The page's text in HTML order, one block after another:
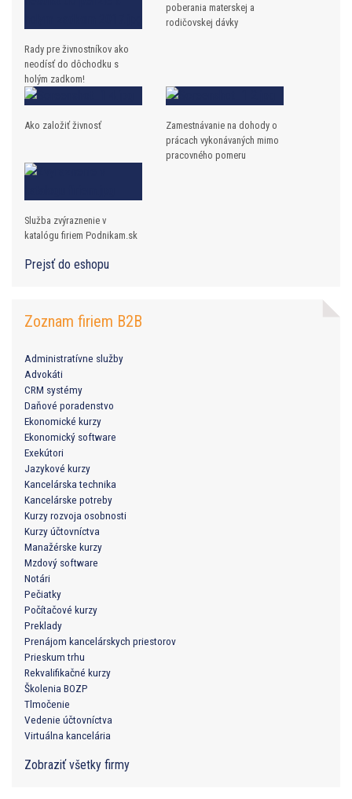
Rady pre živnostníkov ako
neodísť do dôchodku s
holým zadkom!
poberania materskej a
rodičovskej dávky
Ako založiť živnosť
Zamestnávanie na dohody o
prácach vykonávaných mimo
pracovného pomeru
Služba zvýraznenie v
katalógu firiem Podnikam.sk
Prejsť do eshopu
Zoznam firiem B2B
Administratívne služby
Advokáti
CRM systémy
Daňové poradenstvo
Ekonomické kurzy
Ekonomický software
Exekútori
Jazykové kurzy
Kancelárska technika
Kancelárske potreby
Kurzy rozvoja osobnosti
Kurzy účtovníctva
Manažérske kurzy
Mzdový software
Notári
Pečiatky
Počítačové kurzy
Preklady
Prenájom kancelárskych priestorov
Prieskum trhu
Rekvalifikačné kurzy
Školenia BOZP
Tlmočenie
Vedenie účtovníctva
Virtuálna kancelária
Zobraziť všetky firmy